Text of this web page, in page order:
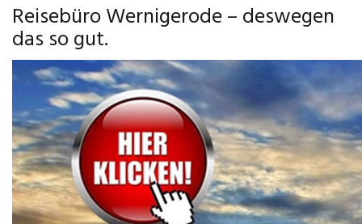
Reisebüro Wernigerode – deswegen
das so gut.